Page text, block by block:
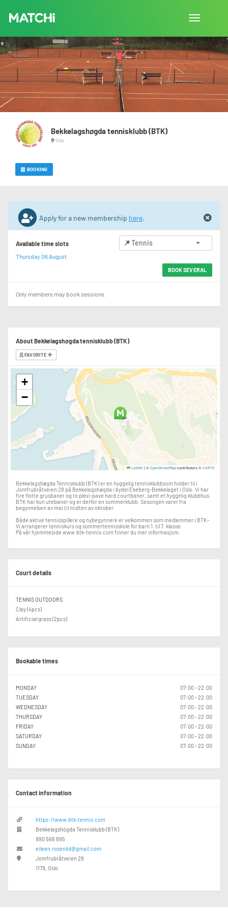
Toggle
Bekkelagshøgda tennisklubb (BTK)
Oslo
BOOKING
Apply for a new membership here.
Available time slots
Thursday 06 August
Tennis
BOOK SEVERAL
Only members may book sessions.
About Bekkelagshøgda tennisklubb (BTK)
FAVORITE
+
−
Leaflet |© OpenStreetMap contributors © CARTO
Bekkelagshøgda Tennisklubb (BTK) er en hyggelig tennisklubbsom holder til i
Jomfrubråtveien 28 på Bekkelagshøgda i bydel Ekeberg-Bekkelaget i Oslo. Vi har
fire flotte grusbaner og to plexi-pave hard courtbaner, samt et hyggelig klubbhus.
BTK har kun utebaner og er derfor en sommerklubb. Sesongen varer fra
begynnelsen av mai til midten av oktober.
Både aktive tennisspillere og nybegynnere er velkommen som medlemmer i BTK-
Vi arrangerer tenniskurs og sommertennisskole for barn 1. til 7. klasse.
På vår hjemmeside www.btk-tennis.com finner du mer informasjom.
Court details
TENNIS OUTDOORS
Clay (4pcs)
Artificial grass (2pcs)
Bookable times
MONDAY
07:00 - 22:00
TUESDAY
07:00 - 22:00
WEDNESDAY
07:00 - 22:00
THURSDAY
07:00 - 22:00
FRIDAY
07:00 - 22:00
SATURDAY
07:00 - 22:00
SUNDAY
07:00 - 22:00
Contact information
https://www.btk-tennis.com
Bekkelagshögda Tennisklubb (BTK)
990 566 895
eileen.rosenlid@gmail.com
Jomfrubråtveien 28
1179, Oslo